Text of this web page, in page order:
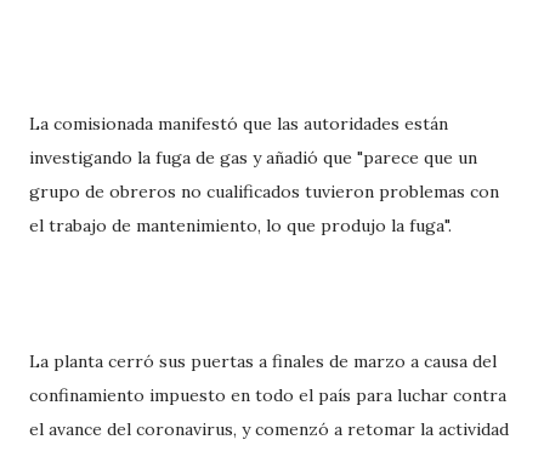
La comisionada manifestó que las autoridades están
investigando la fuga de gas y añadió que "parece que un
grupo de obreros no cualificados tuvieron problemas con
el trabajo de mantenimiento, lo que produjo la fuga".
La planta cerró sus puertas a finales de marzo a causa del
confinamiento impuesto en todo el país para luchar contra
el avance del coronavirus, y comenzó a retomar la actividad